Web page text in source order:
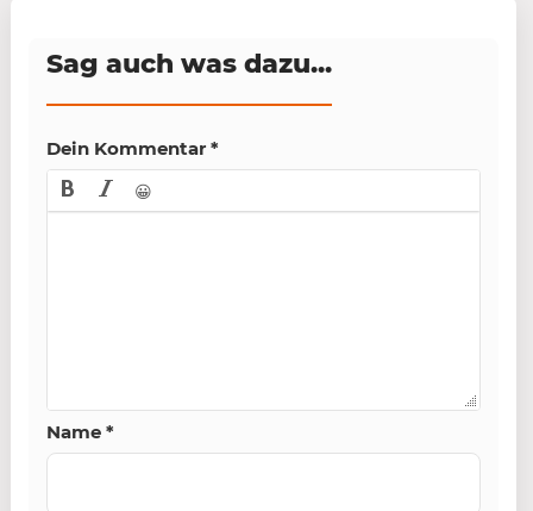
Sag auch was dazu...
Dein Kommentar *
😀
Name *